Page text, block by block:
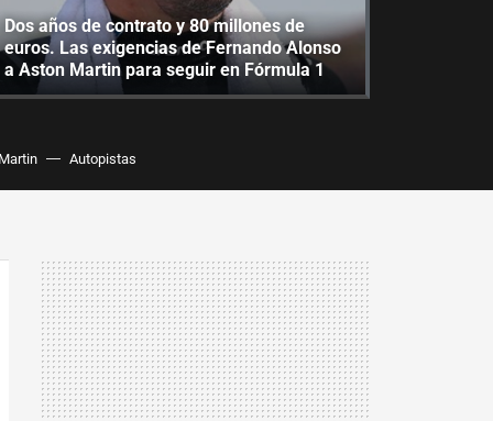
Dos años de contrato y 80 millones de
euros. Las exigencias de Fernando Alonso
a Aston Martin para seguir en Fórmula 1
Autopistas